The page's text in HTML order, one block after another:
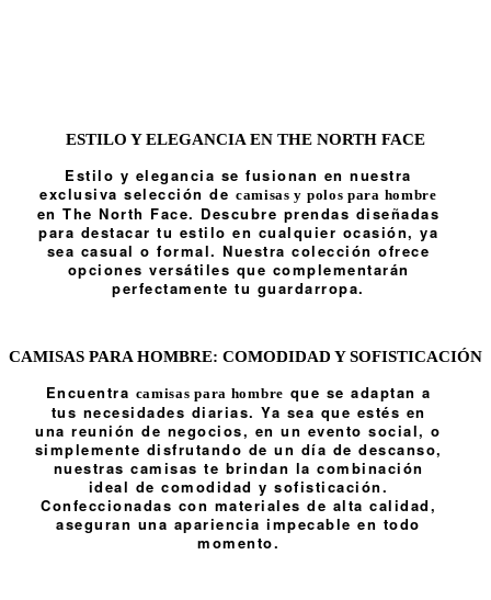
ESTILO Y ELEGANCIA EN THE NORTH FACE
Estilo y elegancia se fusionan en nuestra
exclusiva selección de camisas y polos para hombre
en The North Face. Descubre prendas diseñadas
para destacar tu estilo en cualquier ocasión, ya
sea casual o formal. Nuestra colección ofrece
opciones versátiles que complementarán
perfectamente tu guardarropa.
CAMISAS PARA HOMBRE: COMODIDAD Y SOFISTICACIÓN
Encuentra camisas para hombre que se adaptan a
tus necesidades diarias. Ya sea que estés en
una reunión de negocios, en un evento social, o
simplemente disfrutando de un día de descanso,
nuestras camisas te brindan la combinación
ideal de comodidad y sofisticación.
Confeccionadas con materiales de alta calidad,
aseguran una apariencia impecable en todo
momento.